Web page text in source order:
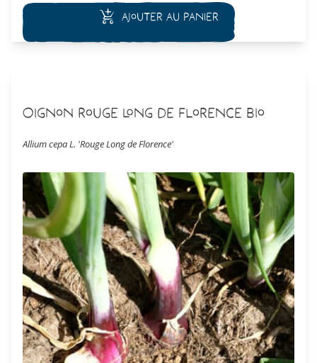
Ajouter au panier
Oignon Rouge Long de Florence Bio
Allium cepa L. 'Rouge Long de Florence'